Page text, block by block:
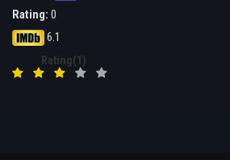
Rating: 0
6.1
Rating(1)